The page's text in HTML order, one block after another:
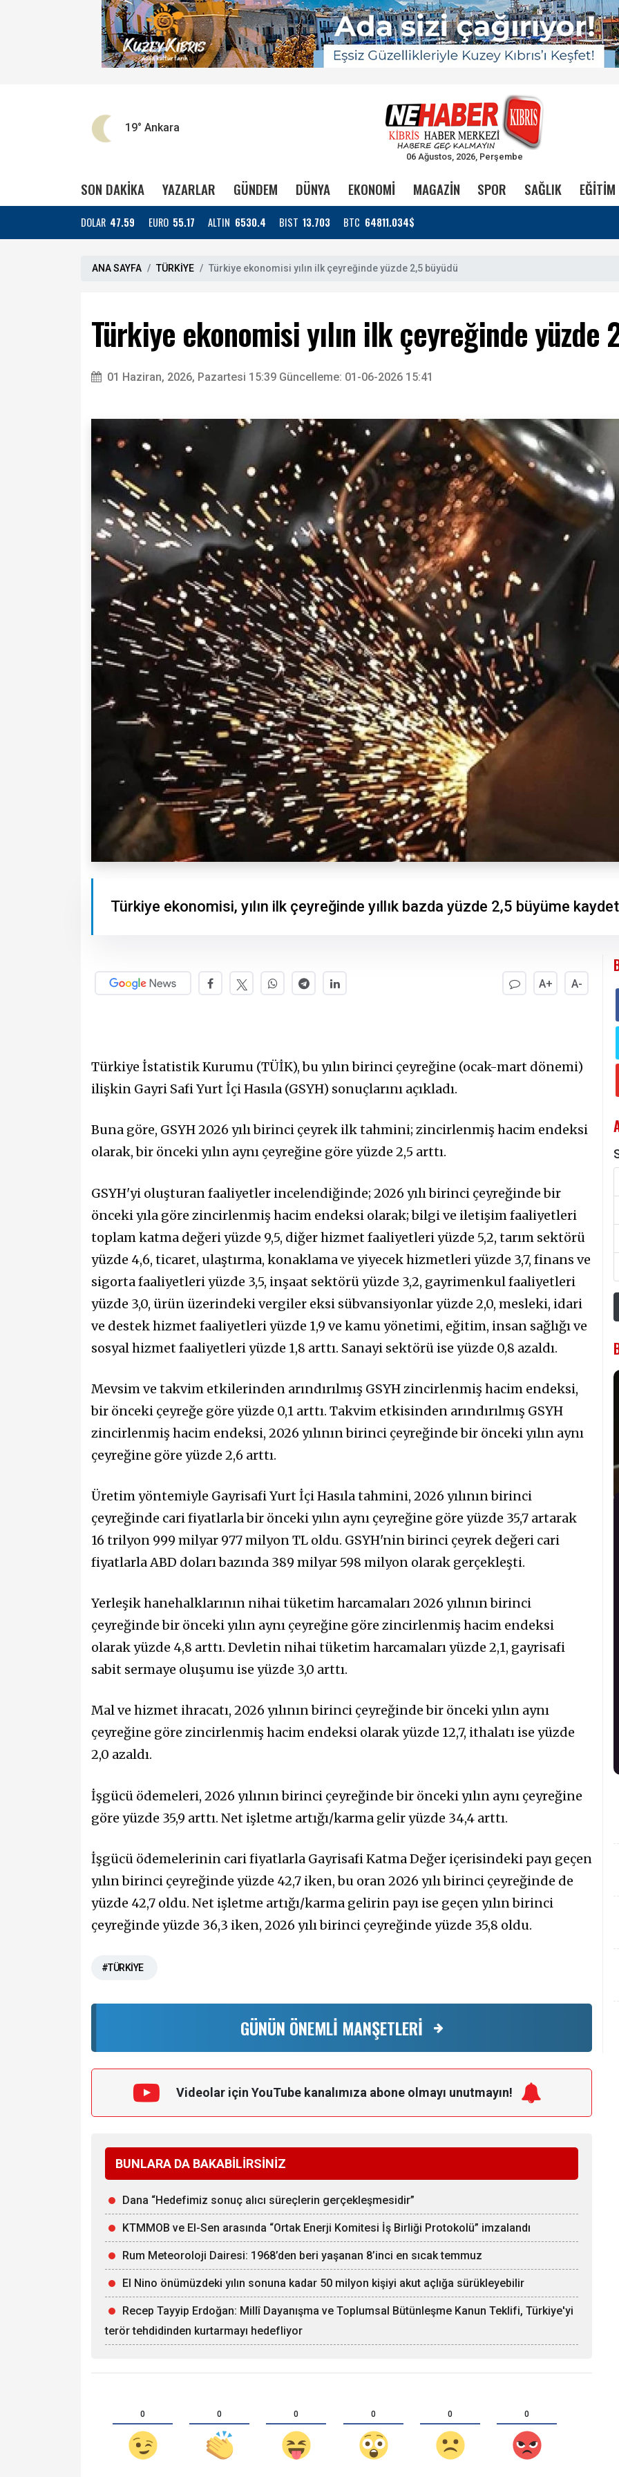
19° Ankara
06 Ağustos, 2026, Perşembe
SON DAKİKA YAZARLAR GÜNDEM DÜNYA EKONOMİ MAGAZİN SPOR SAĞLIK EĞİTİM
DOLAR 47.59 EURO 55.17 ALTIN 6530.4 BIST 13.703 BTC 64811.034$
ANA SAYFA TÜRKİYE Türkiye ekonomisi yılın ilk çeyreğinde yüzde 2,5 büyüdü
Türkiye ekonomisi yılın ilk çeyreğinde yüzde
01 Haziran, 2026, Pazartesi 15:39 Güncelleme: 01-06-2026 15:41
Türkiye ekonomisi, yılın ilk çeyreğinde yıllık bazda yüzde 2,5 büyüme
A+ A-
Türkiye İstatistik Kurumu (TÜİK), bu yılın birinci çeyreğine (ocak-mart dönemi)
ilişkin Gayri Safi Yurt İçi Hasıla (GSYH) sonuçlarını açıkladı.
Buna göre, GSYH 2026 yılı birinci çeyrek ilk tahmini; zincirlenmiş hacim endeksi
olarak, bir önceki yılın aynı çeyreğine göre yüzde 2,5 arttı.
GSYH'yi oluşturan faaliyetler incelendiğinde; 2026 yılı birinci çeyreğinde bir
önceki yıla göre zincirlenmiş hacim endeksi olarak; bilgi ve iletişim faaliyetleri
toplam katma değeri yüzde 9,5, diğer hizmet faaliyetleri yüzde 5,2, tarım sektörü
yüzde 4,6, ticaret, ulaştırma, konaklama ve yiyecek hizmetleri yüzde 3,7, finans ve
sigorta faaliyetleri yüzde 3,5, inşaat sektörü yüzde 3,2, gayrimenkul faaliyetleri
yüzde 3,0, ürün üzerindeki vergiler eksi sübvansiyonlar yüzde 2,0, mesleki, idari
ve destek hizmet faaliyetleri yüzde 1,9 ve kamu yönetimi, eğitim, insan sağlığı ve
sosyal hizmet faaliyetleri yüzde 1,8 arttı. Sanayi sektörü ise yüzde 0,8 azaldı.
Mevsim ve takvim etkilerinden arındırılmış GSYH zincirlenmiş hacim endeksi,
bir önceki çeyreğe göre yüzde 0,1 arttı. Takvim etkisinden arındırılmış GSYH
zincirlenmiş hacim endeksi, 2026 yılının birinci çeyreğinde bir önceki yılın aynı
çeyreğine göre yüzde 2,6 arttı.
Üretim yöntemiyle Gayrisafi Yurt İçi Hasıla tahmini, 2026 yılının birinci
çeyreğinde cari fiyatlarla bir önceki yılın aynı çeyreğine göre yüzde 35,7 artarak
16 trilyon 999 milyar 977 milyon TL oldu. GSYH'nin birinci çeyrek değeri cari
fiyatlarla ABD doları bazında 389 milyar 598 milyon olarak gerçekleşti.
Yerleşik hanehalklarının nihai tüketim harcamaları 2026 yılının birinci
çeyreğinde bir önceki yılın aynı çeyreğine göre zincirlenmiş hacim endeksi
olarak yüzde 4,8 arttı. Devletin nihai tüketim harcamaları yüzde 2,1, gayrisafi
sabit sermaye oluşumu ise yüzde 3,0 arttı.
Mal ve hizmet ihracatı, 2026 yılının birinci çeyreğinde bir önceki yılın aynı
çeyreğine göre zincirlenmiş hacim endeksi olarak yüzde 12,7, ithalatı ise yüzde
2,0 azaldı.
İşgücü ödemeleri, 2026 yılının birinci çeyreğinde bir önceki yılın aynı çeyreğine
göre yüzde 35,9 arttı. Net işletme artığı/karma gelir yüzde 34,4 arttı.
İşgücü ödemelerinin cari fiyatlarla Gayrisafi Katma Değer içerisindeki payı geçen
yılın birinci çeyreğinde yüzde 42,7 iken, bu oran 2026 yılı birinci çeyreğinde de
yüzde 42,7 oldu. Net işletme artığı/karma gelirin payı ise geçen yılın birinci
çeyreğinde yüzde 36,3 iken, 2026 yılı birinci çeyreğinde yüzde 35,8 oldu.
#TÜRKİYE
GÜNÜN ÖNEMLİ MANŞETLERİ
Videolar için YouTube kanalımıza abone olmayı unutmayın!
BUNLARA DA BAKABİLİRSİNİZ
Dana “Hedefimiz sonuç alıcı süreçlerin gerçekleşmesidir”
KTMMOB ve El-Sen arasında “Ortak Enerji Komitesi İş Birliği Protokolü” imzalandı
Rum Meteoroloji Dairesi: 1968’den beri yaşanan 8’inci en sıcak temmuz
El Nino önümüzdeki yılın sonuna kadar 50 milyon kişiyi akut açlığa sürükleyebilir
Recep Tayyip Erdoğan: Millî Dayanışma ve Toplumsal Bütünleşme Kanun Teklifi, Türkiye'yi
terör tehdidinden kurtarmayı hedefliyor
0 0 0 0 0 0